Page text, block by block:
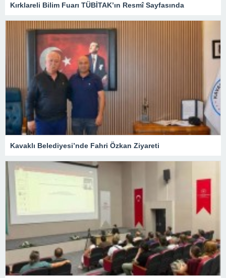
Kırklareli Bilim Fuarı TÜBİTAK’ın Resmî Sayfasında
Kavaklı Belediyesi’nde Fahri Özkan Ziyareti